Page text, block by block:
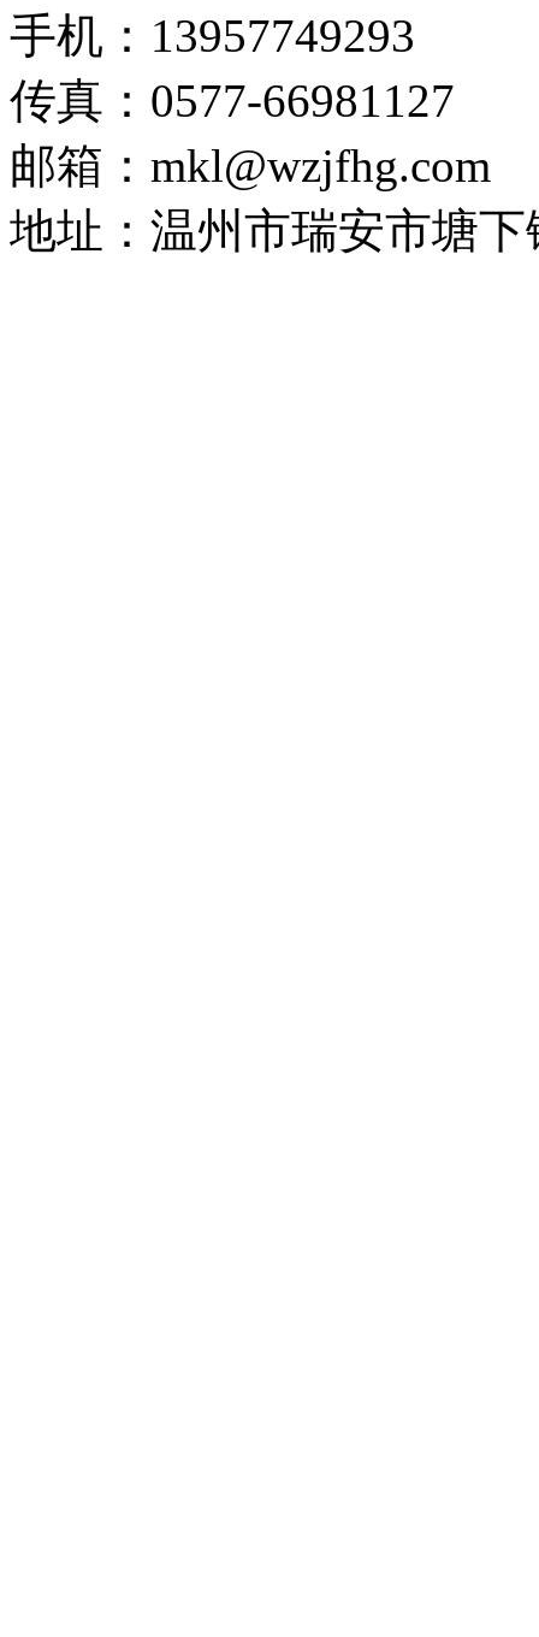
手机：13957749293
传真：0577-66981127
邮箱：mkl@wzjfhg.com
地址：温州市瑞安市塘